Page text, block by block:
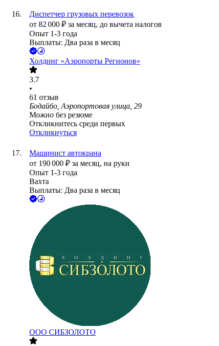
Диспетчер грузовых перевозок
от 82 000 ₽ за месяц, до вычета налогов
Опыт 1-3 года
Выплаты: Два раза в месяц
Холдинг «Аэропорты Регионов»
3.7
•
61 отзыв
Бодайбо, Аэропортовая улица, 29
Можно без резюме
Откликнитесь среди первых
Откликнуться
Машинист автокрана
от 190 000 ₽ за месяц, на руки
Опыт 1-3 года
Вахта
Выплаты: Два раза в месяц
ООО СИБЗОЛОТО